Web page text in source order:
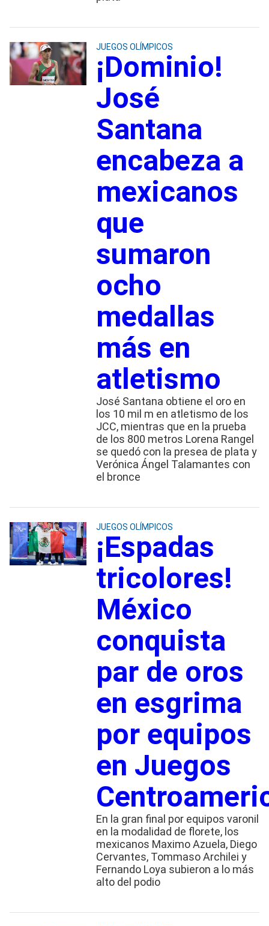
JUEGOS OLÍMPICOS
¡Dominio!
José
Santana
encabeza a
mexicanos
que
sumaron
ocho
medallas
más en
atletismo
José Santana obtiene el oro en
los 10 mil m en atletismo de los
JCC, mientras que en la prueba
de los 800 metros Lorena Rangel
se quedó con la presea de plata y
Verónica Ángel Talamantes con
el bronce
JUEGOS OLÍMPICOS
¡Espadas
tricolores!
México
conquista
par de oros
en esgrima
por equipos
en Juegos
En la gran final por equipos varonil
en la modalidad de florete, los
mexicanos Maximo Azuela, Diego
Cervantes, Tommaso Archilei y
Fernando Loya subieron a lo más
alto del podio